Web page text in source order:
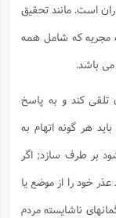
است. مانند تحقیق
مجریه که شامل همه
باشد.
کند و به پاسخ
هر گونه اتهام به
بر طرف سازد; اگر
خود را از موضع یا
ناشایسته مردم